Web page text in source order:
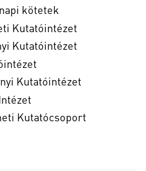
kötetek
Kutatóintézet
Kutatóintézet
Kutatóintézet
Kutatócsoport